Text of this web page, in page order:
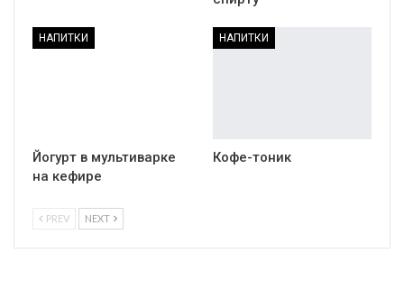
НАПИТКИ
Йогурт в мультиварке
на кефире
НАПИТКИ
Кофе-тоник
PREV NEXT